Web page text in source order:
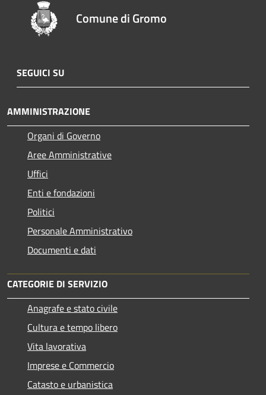
Comune di Gromo
SEGUICI SU
AMMINISTRAZIONE
Organi di Governo
Aree Amministrative
Uffici
Enti e fondazioni
Politici
Personale Amministrativo
Documenti e dati
CATEGORIE DI SERVIZIO
Anagrafe e stato civile
Cultura e tempo libero
Vita lavorativa
Imprese e Commercio
Catasto e urbanistica